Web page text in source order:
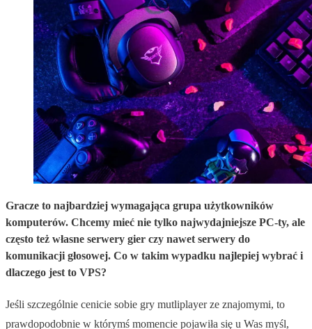
Gracze to najbardziej wymagająca grupa użytkowników
komputerów. Chcemy mieć nie tylko najwydajniejsze PC-ty, ale
często też własne serwery gier czy nawet serwery do
komunikacji głosowej. Co w takim wypadku najlepiej wybrać i
dlaczego jest to VPS?
Jeśli szczególnie cenicie sobie gry mutliplayer ze znajomymi, to
prawdopodobnie w którymś momencie pojawiła się u Was myśl,